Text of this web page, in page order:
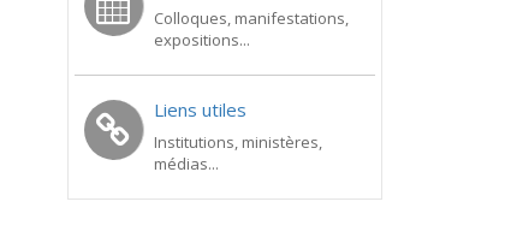
Colloques, manifestations,
expositions...
Liens utiles
Institutions, ministères,
médias...